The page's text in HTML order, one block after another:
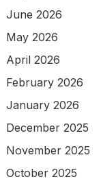
June 2026
May 2026
April 2026
February 2026
January 2026
December 2025
November 2025
October 2025